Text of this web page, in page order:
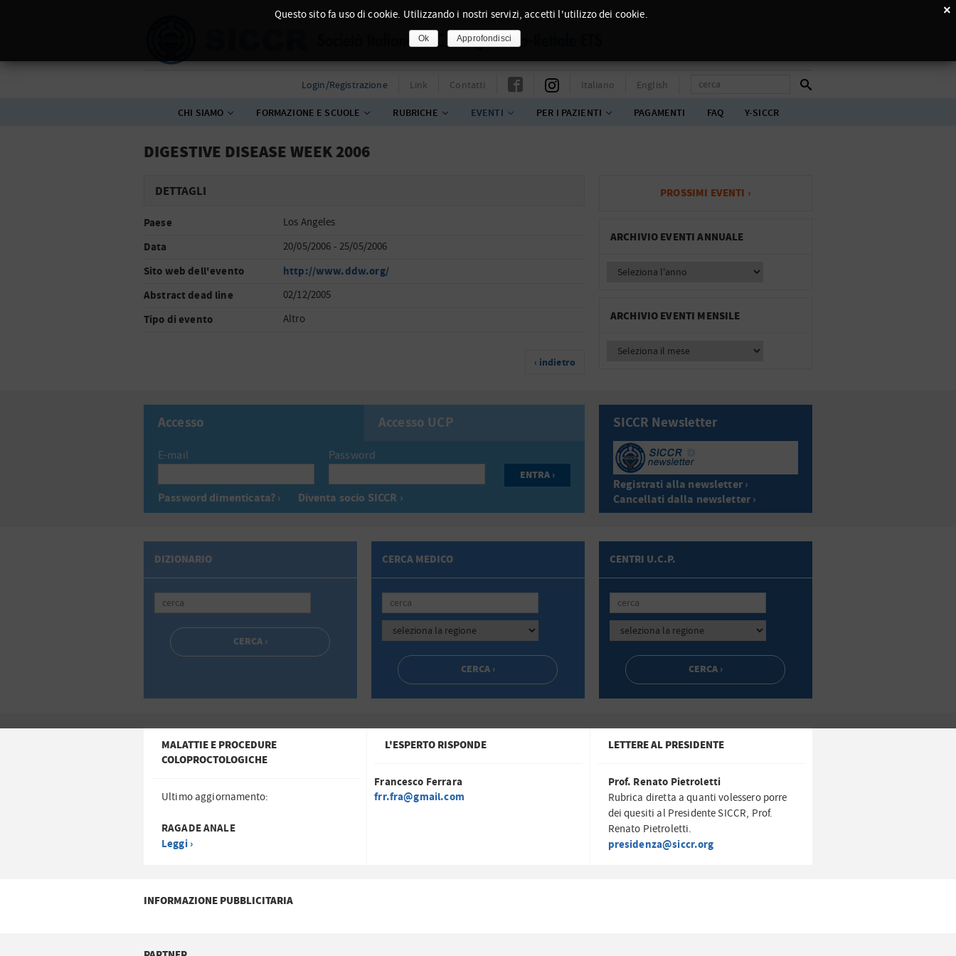
Login/Registrazione Link Contatti Italiano English
CHI SIAMO FORMAZIONE E SCUOLE RUBRICHE EVENTI PER I PAZIENTI PAGAMENTI FAQ Y-SICCR
DIGESTIVE DISEASE WEEK 2006
DETTAGLI
Paese Los Angeles
Data 20/05/2006 - 25/05/2006
Sito web dell'evento
http://www.ddw.org/
Abstract dead line
02/12/2005
Tipo di evento Altro
‹ indietro
PROSSIMI EVENTI ›
ARCHIVIO EVENTI ANNUALE
ARCHIVIO EVENTI MENSILE
Accesso Accesso UCP
E-mail Password
Password dimenticata? › Diventa socio SICCR ›
SICCR Newsletter
Registrati alla newsletter ›
Cancellati dalla newsletter ›
DIZIONARIO CERCA MEDICO CENTRI U.C.P.
MALATTIE E PROCEDURE
COLOPROCTOLOGICHE
Ultimo aggiornamento:
RAGADE ANALE
Leggi ›
L'ESPERTO RISPONDE
Francesco Ferrara
frr.fra@gmail.com
LETTERE AL PRESIDENTE
Prof. Renato Pietroletti
Rubrica diretta a quanti volessero porre
dei quesiti al Presidente SICCR, Prof.
Renato Pietroletti.
presidenza@siccr.org
INFORMAZIONE PUBBLICITARIA
×
Questo sito fa uso di cookie. Utilizzando i nostri servizi, accetti l'utilizzo dei cookie.
Ok Approfondisci